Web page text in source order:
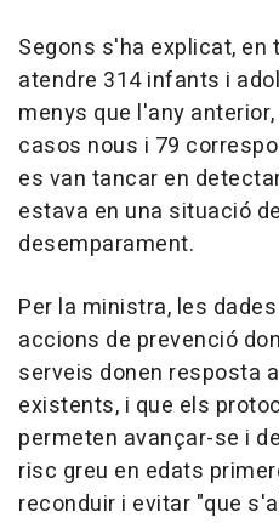
Segons s'ha explicat, en
atendre 314 infants i
menys que l'any
casos nous i 79
es van tancar en
estava en una situació
desemparament.
Per la ministra, les
accions de prevenció
serveis donen resposta
existents, i que els
permeten avançar-se i
risc greu en edats
reconduir i evitar "que